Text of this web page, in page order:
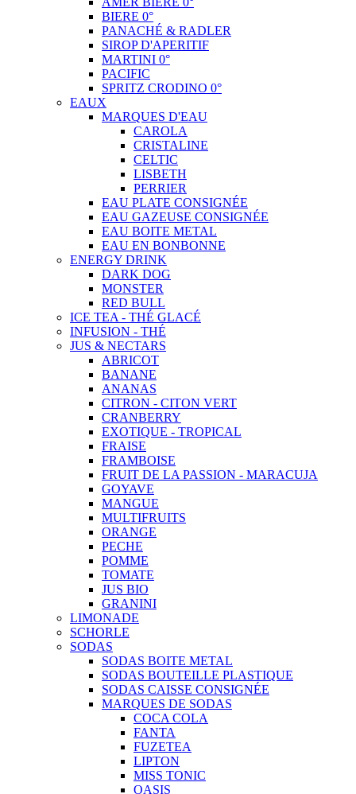
BIERE 0°
PANACHÉ & RADLER
SIROP D'APERITIF
MARTINI 0°
PACIFIC
SPRITZ CRODINO 0°
EAUX
MARQUES D'EAU
CAROLA
CRISTALINE
CELTIC
LISBETH
PERRIER
EAU PLATE CONSIGNÉE
EAU GAZEUSE CONSIGNÉE
EAU BOITE METAL
EAU EN BONBONNE
ENERGY DRINK
DARK DOG
MONSTER
RED BULL
ICE TEA - THÉ GLACÉ
INFUSION - THÉ
JUS & NECTARS
ABRICOT
BANANE
ANANAS
CITRON - CITON VERT
CRANBERRY
EXOTIQUE - TROPICAL
FRAISE
FRAMBOISE
FRUIT DE LA PASSION - MARACUJA
GOYAVE
MANGUE
MULTIFRUITS
ORANGE
PECHE
POMME
TOMATE
JUS BIO
GRANINI
LIMONADE
SCHORLE
SODAS
SODAS BOITE METAL
SODAS BOUTEILLE PLASTIQUE
SODAS CAISSE CONSIGNÉE
MARQUES DE SODAS
COCA COLA
FANTA
FUZETEA
LIPTON
MISS TONIC
OASIS